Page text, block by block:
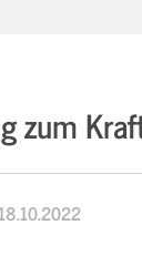
zum